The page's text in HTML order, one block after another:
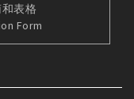
表格
Form